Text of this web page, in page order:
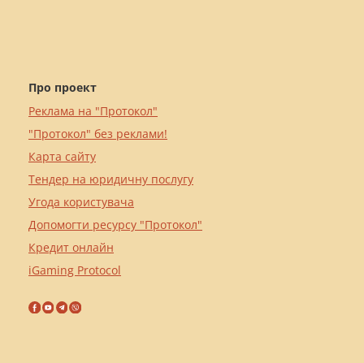
Про проект
Реклама на "Протокол"
"Протокол" без реклами!
Карта сайту
Тендер на юридичну послугу
Угода користувача
Допомогти ресурсу "Протокол"
Кредит онлайн
iGaming Protocol